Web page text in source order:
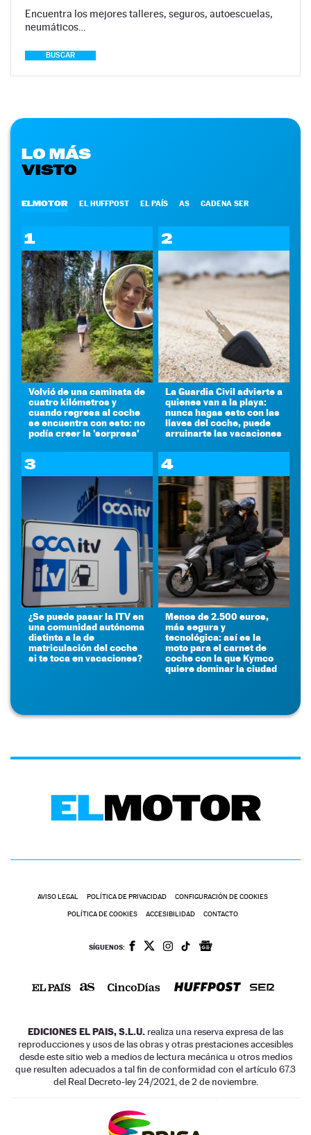
Encuentra los mejores talleres, seguros, autoescuelas,
neumáticos…
BUSCAR
LO MÁS
VISTO
ELMOTOR EL HUFFPOST EL PAÍS AS CADENA SER
1
Volvió de una caminata de
cuatro kilómetros y
cuando regresa al coche
se encuentra con esto: no
podía creer la 'sorpresa'
2
La Guardia Civil advierte a
quienes van a la playa:
nunca hagas esto con las
llaves del coche, puede
arruinarte las vacaciones
3
¿Se puede pasar la ITV en
una comunidad autónoma
distinta a la de
matriculación del coche
si te toca en vacaciones?
4
Menos de 2.500 euros,
más segura y
tecnológica: así es la
moto para el carnet de
coche con la que Kymco
quiere dominar la ciudad
AVISO LEGAL POLÍTICA DE PRIVACIDAD CONFIGURACIÓN DE COOKIES
POLÍTICA DE COOKIES ACCESIBILIDAD CONTACTO
SÍGUENOS:
EDICIONES EL PAIS, S.L.U. realiza una reserva expresa de las
reproducciones y usos de las obras y otras prestaciones accesibles
desde este sitio web a medios de lectura mecánica u otros medios
que resulten adecuados a tal fin de conformidad con el artículo 67.3
del Real Decreto-ley 24/2021, de 2 de noviembre.